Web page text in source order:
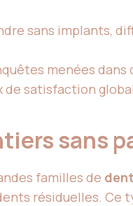
sans implants,
menées
de satisfaction
sans
familles de
résiduelles.